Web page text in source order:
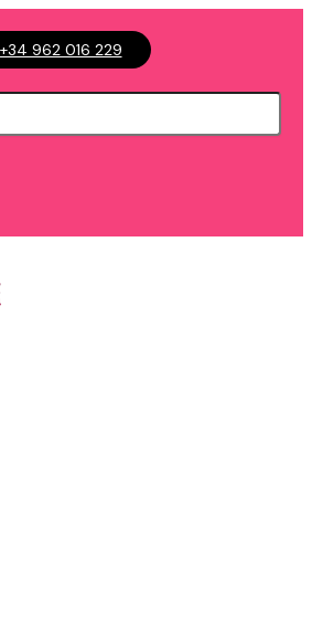
+34 962 016 229